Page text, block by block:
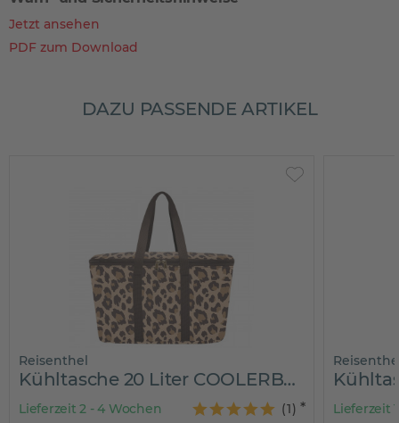
Jetzt ansehen
PDF zum Download
DAZU PASSENDE ARTIKEL
Reisenthel
Kühltasche 20 Liter COOLERBAG LEO MACCHIATO
Lieferzeit 2 - 4 Wochen (1) Lieferzeit